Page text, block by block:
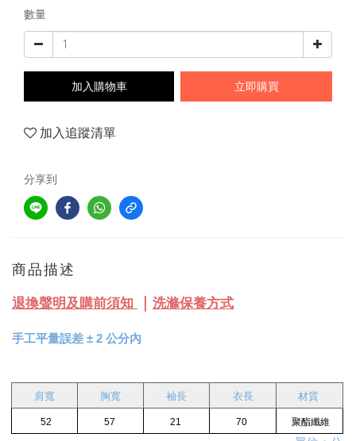
數量
加入購物車 立即購買
加入追蹤清單
分享到
商品描述
退換聲明及購前須知 洗滌保養方式
手工平量誤差 ± 2 公分內
肩寬 胸寬 袖長 衣長 材質
52 57 21 70 聚酯纖維